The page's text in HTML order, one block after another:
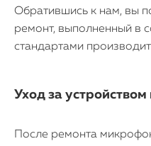
Обратившись к нам, вы
ремонт, выполненный в
стандартами
Уход за
После ремонта